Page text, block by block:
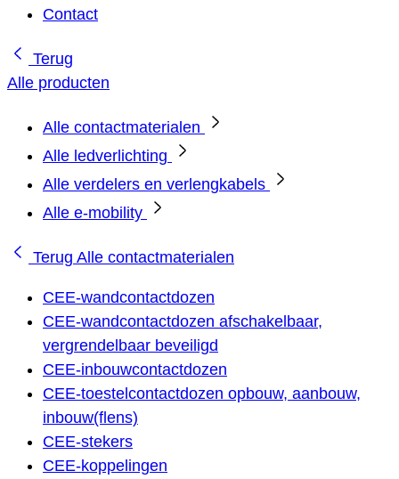
Contact
Terug
Alle producten
Alle contactmaterialen
Alle ledverlichting
Alle verdelers en verlengkabels
Alle e-mobility
Terug Alle contactmaterialen
CEE-wandcontactdozen
CEE-wandcontactdozen afschakelbaar,
vergrendelbaar beveiligd
CEE-inbouwcontactdozen
CEE-toestelcontactdozen opbouw, aanbouw,
inbouw(flens)
CEE-stekers
CEE-koppelingen